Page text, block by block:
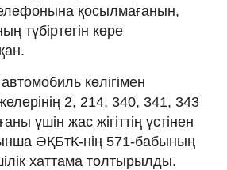
қосылмағанын,
түбіртегін көре
көлігімен
2, 214, 340, 341, 343
үшін жас жігіттің үстінен
ӘҚБтК-нің 571-бабының
хаттама толтырылды.